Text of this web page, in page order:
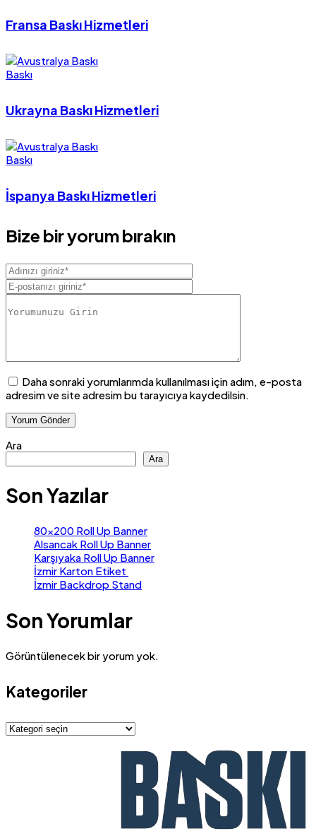
Fransa Baskı Hizmetleri
Baskı
Ukrayna Baskı Hizmetleri
Baskı
İspanya Baskı Hizmetleri
Bize bir yorum bırakın
Daha sonraki yorumlarımda kullanılması için adım, e-posta
adresim ve site adresim bu tarayıcıya kaydedilsin.
Ara
Ara
Son Yazılar
80×200 Roll Up Banner
Alsancak Roll Up Banner
Karşıyaka Roll Up Banner
İzmir Karton Etiket
İzmir Backdrop Stand
Son Yorumlar
Görüntülenecek bir yorum yok.
Kategoriler
Kategoriler